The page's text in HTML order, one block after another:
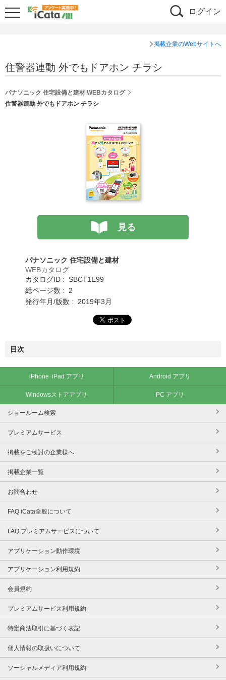
ログイン
掲載企業のWebサイトへ
住警器連動 外でもドアホン チラシ
パナソニック 住宅設備と建材 WEBカタログ
住警器連動 外でもドアホン チラシ
見る
パナソニック 住宅設備と建材
WEBカタログ
カタログID : SBCT1E99
総ページ数 : 2
発行年月/版数 : 2019年3月
目次
iPhone･iPad アプリ Android アプリ
Windowsストアアプリ PC アプリ
ショールーム検索
プレミアムサービス
掲載をご検討の企業様へ
掲載企業一覧
お問合わせ
FAQ iCata全般について
FAQ プレミアムサービスについて
アプリケーション動作環境
アプリケーション利用規約
会員規約
プレミアムサービス利用規約
特定商法取引に基づく表記
個人情報の取扱いについて
ソーシャルメディア利用規約